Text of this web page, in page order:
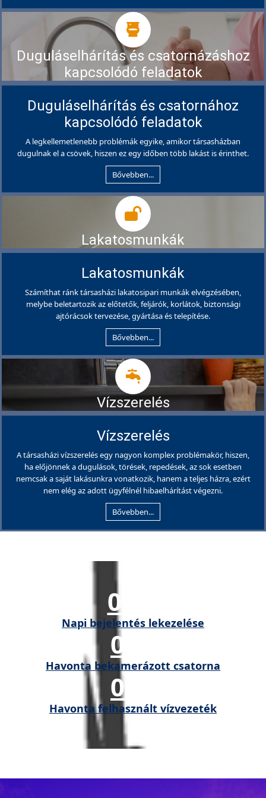
Duguláselhárítás és csatornázáshoz
kapcsolódó feladatok
Duguláselhárítás és csatornához
kapcsolódó feladatok
A legkellemetlenebb problémák egyike, amikor társasházban
dugulnak el a csövek, hiszen ez egy időben több lakást is érinthet.
Bővebben...
Lakatosmunkák
Lakatosmunkák
Számíthat ránk társasházi lakatosipari munkák elvégzésében,
melybe beletartozik az előtetők, feljárók, korlátok, biztonsági
ajtórácsok tervezése, gyártása és telepítése.
Bővebben...
Vízszerelés
Vízszerelés
A társasházi vízszerelés egy nagyon komplex problémakör, hiszen,
ha előjönnek a dugulások, törések, repedések, az sok esetben
nemcsak a saját lakásunkra vonatkozik, hanem a teljes házra, ezért
nem elég az adott ügyfélnél hibaelhárítást végezni.
Bővebben...
0
Napi bejelentés lekezelése
0
Havonta bekamerázott csatorna
0
Havonta felhasznált vízvezeték